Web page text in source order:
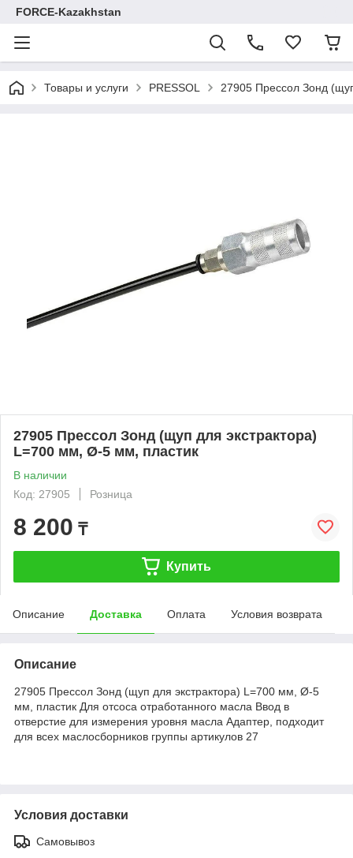
FORCE-Kazakhstan
Товары и услуги PRESSOL 27905 Прессол Зонд
27905 Прессол Зонд (щуп для экстрактора)
L=700 мм, Ø-5 мм, пластик
В наличии
Код: 27905
Розница
8 200 ₸
Купить
Описание Доставка Оплата Условия возврата
Описание
27905 Прессол Зонд (щуп для экстрактора) L=700 мм, Ø-5
мм, пластик Для отсоса отработанного масла Ввод в
отверстие для измерения уровня масла Адаптер, подходит
для всех маслосборников группы артикулов 27
Условия доставки
Самовывоз